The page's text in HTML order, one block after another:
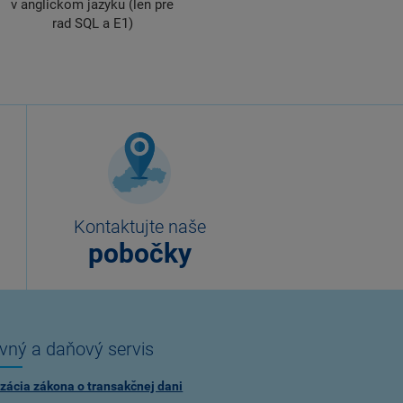
v anglickom jazyku (len pre
rad SQL a E1)
Kontaktujte naše
pobočky
a daňový servis
zákona o transakčnej dani